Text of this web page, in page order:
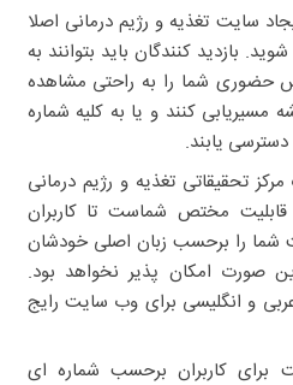
سایت تغذیه و رژیم درمانی اصلا
بازدید کنندگان باید بتوانند به
حضوری شما را به راحتی مشاهده
مسیریابی کنند و یا به کلیه شماره
یابند.
تحقیقاتی تغذیه و رژیم درمانی
مختص شماست تا کاربران
شما را برحسب زبان اصلی خودشان
صورت امکان پذیر نخواهد بود.
و انگلیسی برای وب سایت رایج
برای کاربران برحسب شماره ای